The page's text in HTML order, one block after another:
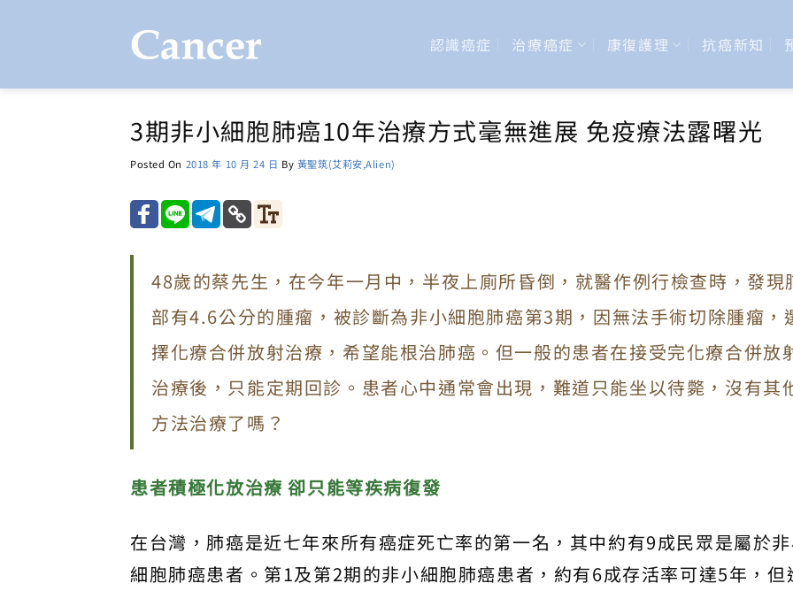
認識癌症 治療癌症 康復護理 抗癌新知
3期非小細胞肺癌10年治療方式毫無進展 免疫療法露曙光
Posted On 2018 年 10 月 24 日 By 黃聖筑(艾莉安,Alien)
48歲的蔡先生，在今年一月中，半夜上廁所昏倒，就醫作例行檢查時，發現
部有4.6公分的腫瘤，被診斷為非小細胞肺癌第3期，因無法手術切除腫瘤，
擇化療合併放射治療，希望能根治肺癌。但一般的患者在接受完化療合併放
治療後，只能定期回診。患者心中通常會出現，難道只能坐以待斃，沒有其
方法治療了嗎？
患者積極化放治療 卻只能等疾病復發
在台灣，肺癌是近七年來所有癌症死亡率的第一名，其中約有9成民眾是屬於
細胞肺癌患者。第1及第2期的非小細胞肺癌患者，約有6成存活率可達5年，但